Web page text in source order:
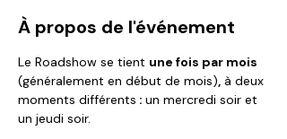
À propos de l'événement
Le Roadshow se tient une fois par mois
(généralement en début de mois), à deux
moments différents : un mercredi soir et
un jeudi soir.